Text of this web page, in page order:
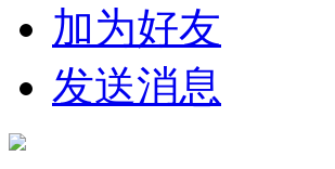
加为好友
发送消息